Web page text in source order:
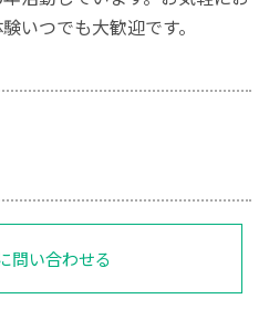
いつでも大歓迎です。
問い合わせる